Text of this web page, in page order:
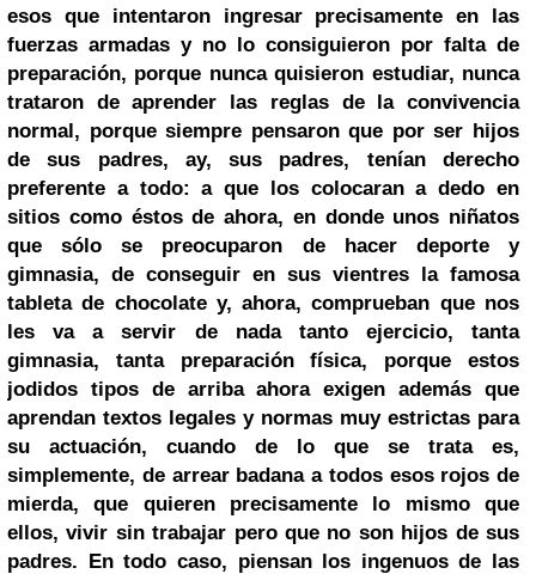
esos que intentaron ingresar precisamente en las
fuerzas armadas y no lo consiguieron por falta de
preparación, porque nunca quisieron estudiar, nunca
trataron de aprender las reglas de la convivencia
normal, porque siempre pensaron que por ser hijos
de sus padres, ay, sus padres, tenían derecho
preferente a todo: a que los colocaran a dedo en
sitios como éstos de ahora, en donde unos niñatos
que sólo se preocuparon de hacer deporte y
gimnasia, de conseguir en sus vientres la famosa
tableta de chocolate y, ahora, comprueban que nos
les va a servir de nada tanto ejercicio, tanta
gimnasia, tanta preparación física, porque estos
jodidos tipos de arriba ahora exigen además que
aprendan textos legales y normas muy estrictas para
su actuación, cuando de lo que se trata es,
simplemente, de arrear badana a todos esos rojos de
mierda, que quieren precisamente lo mismo que
ellos, vivir sin trabajar pero que no son hijos de sus
padres. En todo caso, piensan los ingenuos de las